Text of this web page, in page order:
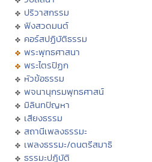
ปริวาสกรรม
ฟังสวดมนต์
คอร์สปฏิบัติธรรม
พระพุทธศาสนา
พระไตรปิฏก
หัวข้อธรรม
พจนานุกรมพุทธศาสน์
มิลินทปัญหา
เสียงธรรม
สถานีเพลงธรรมะ
เพลงธรรมะ/ดนตรีสมาธิ
ธรรมะปฏิบัติ